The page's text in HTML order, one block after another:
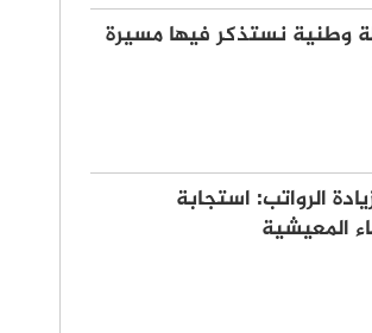
وطنية نستذكر فيها مسيرة
الرواتب: استجابة
المعيشية